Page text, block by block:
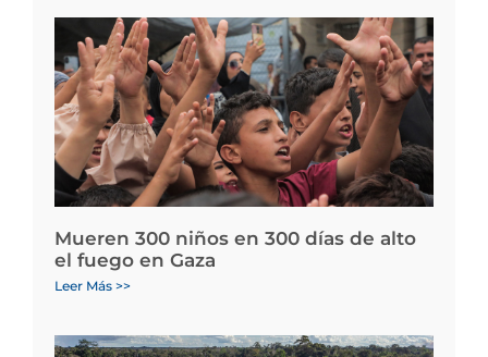
Mueren 300 niños en 300 días de alto
el fuego en Gaza
Leer Más >>